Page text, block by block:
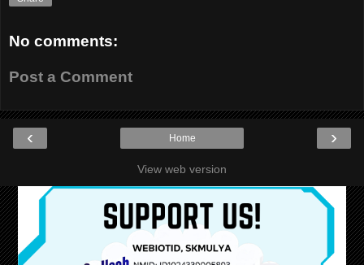
No comments:
Post a Comment
‹ ›
Home
View web version